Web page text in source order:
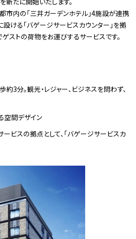
都市内の「三井ガーデンホテル」4施設が連携
ける「バゲージサービスカウンター」を拠
ゲストの荷物をお運びするサービスです。
約3分。観光・レジャー、ビジネスを問わず、
空間デザイン
ビスの拠点として、「バゲージサービスカ